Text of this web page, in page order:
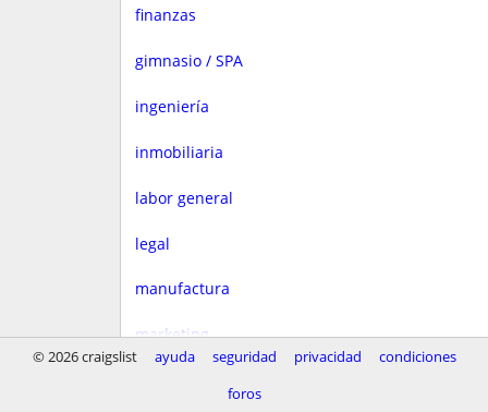
finanzas
gimnasio / SPA
ingeniería
inmobiliaria
labor general
legal
manufactura
marketing
© 2026 craigslist ayuda seguridad privacidad
condiciones
foros